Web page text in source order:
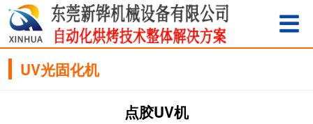
UV光固化机
点胶UV机